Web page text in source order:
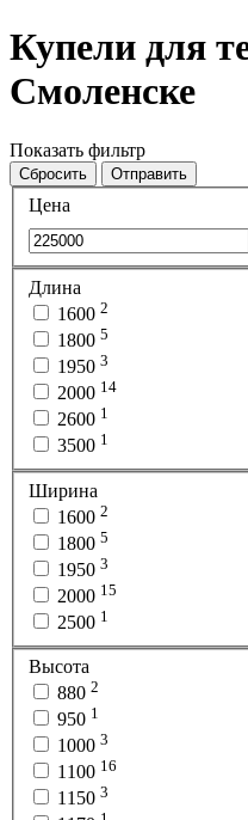
Купели для
Смоленске
Показать фильтр
Сбросить Отправить
Цена
Длина
1600 2
1800 5
1950 3
2000 14
2600 1
3500 1
Ширина
1600 2
1800 5
1950 3
2000 15
2500 1
Высота
880 2
950 1
1000 3
1100 16
1150 3